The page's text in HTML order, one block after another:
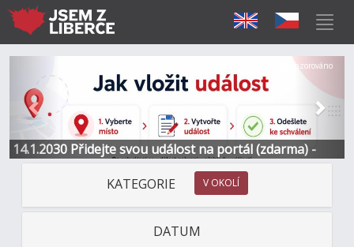
14.1.2030 Přidejte svou událost na portál (zdarma) -
Informace a kontakt
Další
Sponzorováno
KATEGORIE V OKOLÍ
DATUM